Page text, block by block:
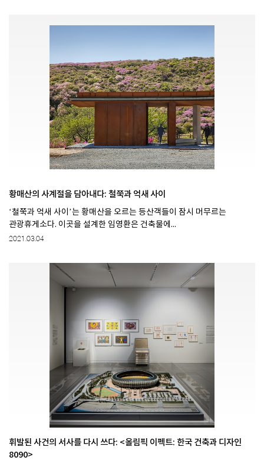
황매산의 사계절을 담아내다: 철쭉과 억새 사이
‘철쭉과 억새 사이’는 황매산을 오르는 등산객들이 잠시 머무르는
관광휴게소다. 이곳을 설계한 임영환은 건축물에...
2021.03.04
휘발된 사건의 서사를 다시 쓰다: <올림픽 이펙트: 한국 건축과 디자인
8090>